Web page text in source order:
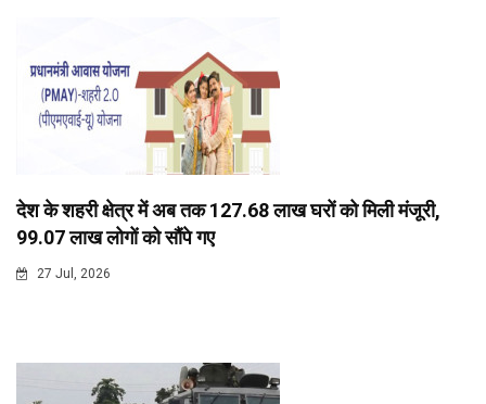
देश के शहरी क्षेत्र में अब तक 127.68 लाख घरों को मिली मंजूरी,
99.07 लाख लोगों को सौंपे गए
27 Jul, 2026